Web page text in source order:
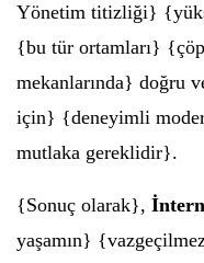
Yönetim titizliği}
{bu tür ortamları}
mekanlarında} doğru
için} {deneyimli
mutlaka gereklidir}.
{Sonuç olarak},
yaşamın}